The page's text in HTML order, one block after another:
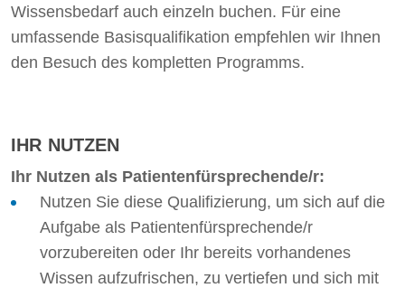
Wissensbedarf auch einzeln buchen. Für eine
umfassende Basisqualifikation empfehlen wir Ihnen
den Besuch des kompletten Programms.
IHR NUTZEN
Ihr Nutzen als Patientenfürsprechende/r:
Nutzen Sie diese Qualifizierung, um sich auf die
Aufgabe als Patientenfürsprechende/r
vorzubereiten oder Ihr bereits vorhandenes
Wissen aufzufrischen, zu vertiefen und sich mit